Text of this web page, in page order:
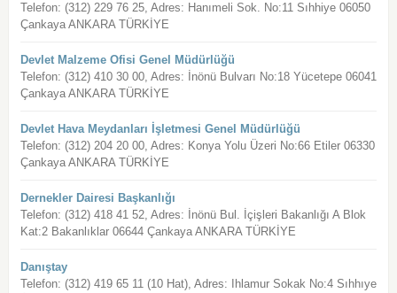
Telefon: (312) 229 76 25, Adres: Hanımeli Sok. No:11 Sıhhiye 06050
Çankaya ANKARA TÜRKİYE
Devlet Malzeme Ofisi Genel Müdürlüğü
Telefon: (312) 410 30 00, Adres: İnönü Bulvarı No:18 Yücetepe 06041
Çankaya ANKARA TÜRKİYE
Devlet Hava Meydanları İşletmesi Genel Müdürlüğü
Telefon: (312) 204 20 00, Adres: Konya Yolu Üzeri No:66 Etiler 06330
Çankaya ANKARA TÜRKİYE
Dernekler Dairesi Başkanlığı
Telefon: (312) 418 41 52, Adres: İnönü Bul. İçişleri Bakanlığı A Blok
Kat:2 Bakanlıklar 06644 Çankaya ANKARA TÜRKİYE
Danıştay
Telefon: (312) 419 65 11 (10 Hat), Adres: Ihlamur Sokak No:4 Sıhhıye